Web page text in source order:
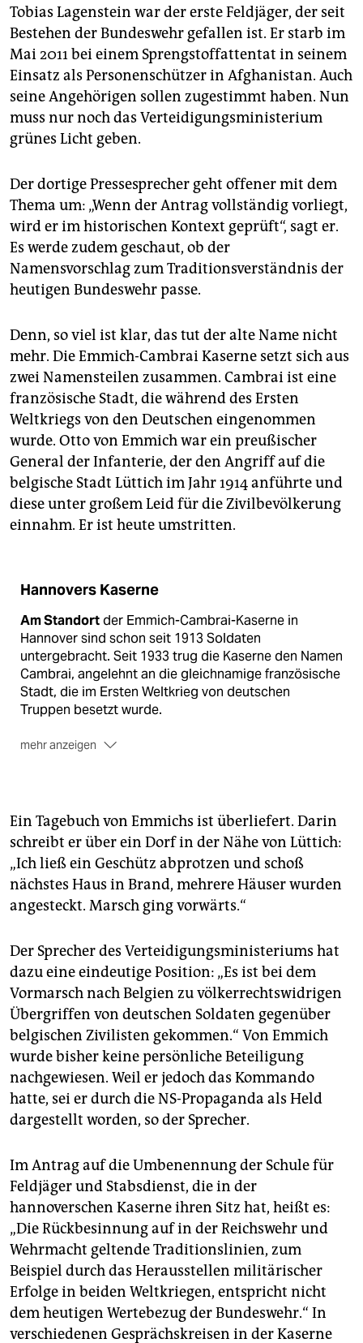
Tobias Lagenstein war der erste Feldjäger, der seit
Bestehen der Bundeswehr gefallen ist. Er starb im
Mai 2011 bei einem Sprengstoffattentat in seinem
Einsatz als Personenschützer in Afghanistan. Auch
seine Angehörigen sollen zugestimmt haben. Nun
muss nur noch das Verteidigungsministerium
grünes Licht geben.
Der dortige Pressesprecher geht offener mit dem
Thema um: „Wenn der Antrag vollständig vorliegt,
wird er im historischen Kontext geprüft“, sagt er.
Es werde zudem geschaut, ob der
Namensvorschlag zum Traditionsverständnis der
heutigen Bundeswehr passe.
Denn, so viel ist klar, das tut der alte Name nicht
mehr. Die Emmich-Cambrai Kaserne setzt sich aus
zwei Namensteilen zusammen. Cambrai ist eine
französische Stadt, die während des Ersten
Weltkriegs von den Deutschen eingenommen
wurde. Otto von Emmich war ein preußischer
General der Infanterie, der den Angriff auf die
belgische Stadt Lüttich im Jahr 1914 anführte und
diese unter großem Leid für die Zivilbevölkerung
einnahm. Er ist heute umstritten.
Hannovers Kaserne
Am Standortder Emmich-Cambrai-Kaserne in
Hannover sind schon seit 1913 Soldaten
untergebracht. Seit 1933 trug die Kaserne den Namen
Cambrai, angelehnt an die gleichnamige französische
Stadt, die im Ersten Weltkrieg von deutschen
Truppen besetzt wurde.
mehr anzeigen
Der NameEmmich geht auf den preußischen General
der Infanterie, Otto von Emmich, zurück, der den
Angriff auf die belgische Stadt Lüttich im Jahr 1914
anführte. Von Emmich verstarb im Dezember 1915 in
Hannover und wurde dort mit militärischen Ehren
bestattet.
Während der NS-Zeit wurden auf dem Gelände
Todesurteile an Soldaten vollstreckt. Zudem gab es
während des Zweiten Weltkriegs hier ein Lager für
Zwangsarbeiter.
Anfang Juli 2017 wurde bekannt, dass ein Soldat
mehrere Tausend Patronen in seinem Spind in der
Emmich-Cambrai-Kaserne gesammelt hatte.
Ein Tagebuch von Emmichs ist überliefert. Darin
schreibt er über ein Dorf in der Nähe von Lüttich:
„Ich ließ ein Geschütz abprotzen und schoß
nächstes Haus in Brand, mehrere Häuser wurden
angesteckt. Marsch ging vorwärts.“
Der Sprecher des Verteidigungsministeriums hat
dazu eine eindeutige Position: „Es ist bei dem
Vormarsch nach Belgien zu völkerrechtswidrigen
Übergriffen von deutschen Soldaten gegenüber
belgischen Zivilisten gekommen.“ Von Emmich
wurde bisher keine persönliche Beteiligung
nachgewiesen. Weil er jedoch das Kommando
hatte, sei er durch die NS-Propaganda als Held
dargestellt worden, so der Sprecher.
Im Antrag auf die Umbenennung der Schule für
Feldjäger und Stabsdienst, die in der
hannoverschen Kaserne ihren Sitz hat, heißt es:
„Die Rückbesinnung auf in der Reichswehr und
Wehrmacht geltende Traditionslinien, zum
Beispiel durch das Herausstellen militärischer
Erfolge in beiden Weltkriegen, entspricht nicht
dem heutigen Wertebezug der Bundeswehr.“ In
verschiedenen Gesprächskreisen in der Kaserne